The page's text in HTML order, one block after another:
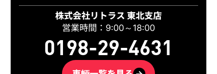
株式会社リトラス 東北支店
営業時間：9:00～18:00
0198-29-4631